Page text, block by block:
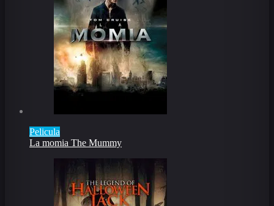
Pelicula
La momia The Mummy